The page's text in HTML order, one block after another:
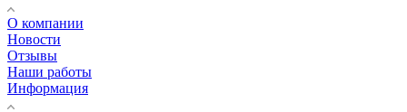
О компании
Новости
Отзывы
Наши работы
Информация